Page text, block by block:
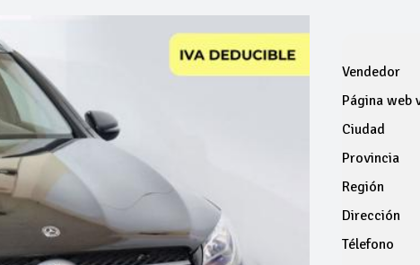
Vendedor
Página web
Ciudad
Provincia
Región
Dirección
Télefono